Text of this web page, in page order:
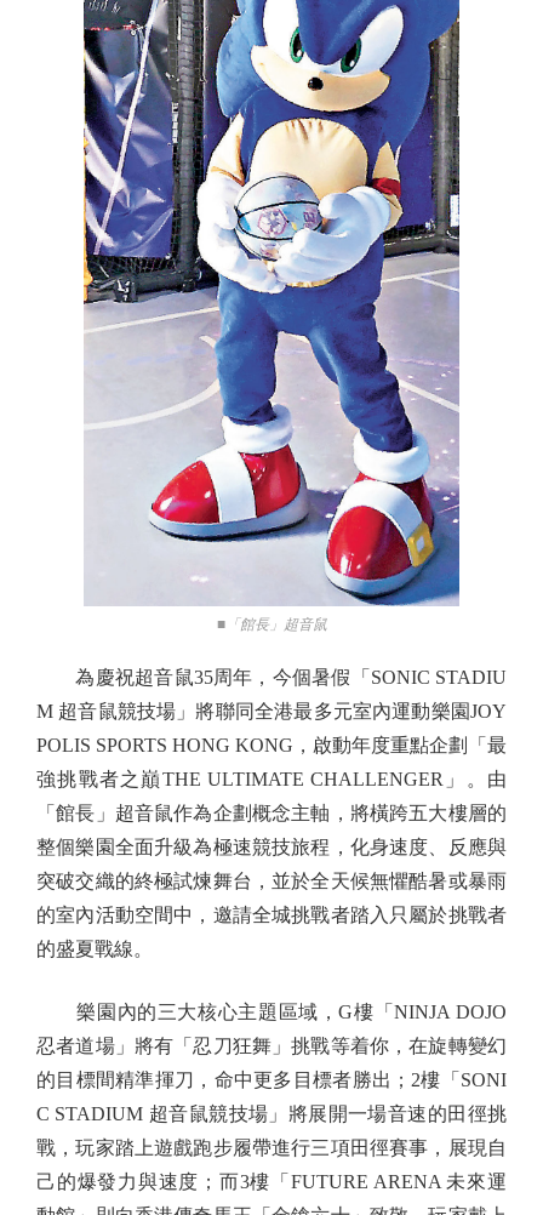
■「館長」超音鼠
為慶祝超音鼠35周年，今個暑假「SONIC STADIU
M 超音鼠競技場」將聯同全港最多元室內運動樂園JOY
POLIS SPORTS HONG KONG，啟動年度重點企劃「最
強挑戰者之巔THE ULTIMATE CHALLENGER」。由
「館長」超音鼠作為企劃概念主軸，將橫跨五大樓層的
整個樂園全面升級為極速競技旅程，化身速度、反應與
突破交織的終極試煉舞台，並於全天候無懼酷暑或暴雨
的室內活動空間中，邀請全城挑戰者踏入只屬於挑戰者
的盛夏戰線。
樂園內的三大核心主題區域，G樓「NINJA DOJO
忍者道場」將有「忍刀狂舞」挑戰等着你，在旋轉變幻
的目標間精準揮刀，命中更多目標者勝出；2樓「SONI
C STADIUM 超音鼠競技場」將展開一場音速的田徑挑
戰，玩家踏上遊戲跑步履帶進行三項田徑賽事，展現自
己的爆發力與速度；而3樓「FUTURE ARENA 未來運